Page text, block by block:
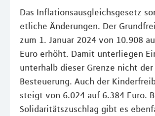
Das Inflationsausgleichsgesetz
etliche Änderungen. Der
zum 1. Januar 2024 von 10.908
Euro erhöht. Damit unterliegen
unterhalb dieser Grenze nicht der
Besteuerung. Auch der
steigt von 6.024 auf 6.384 Euro.
Solidaritätszuschlag gibt es